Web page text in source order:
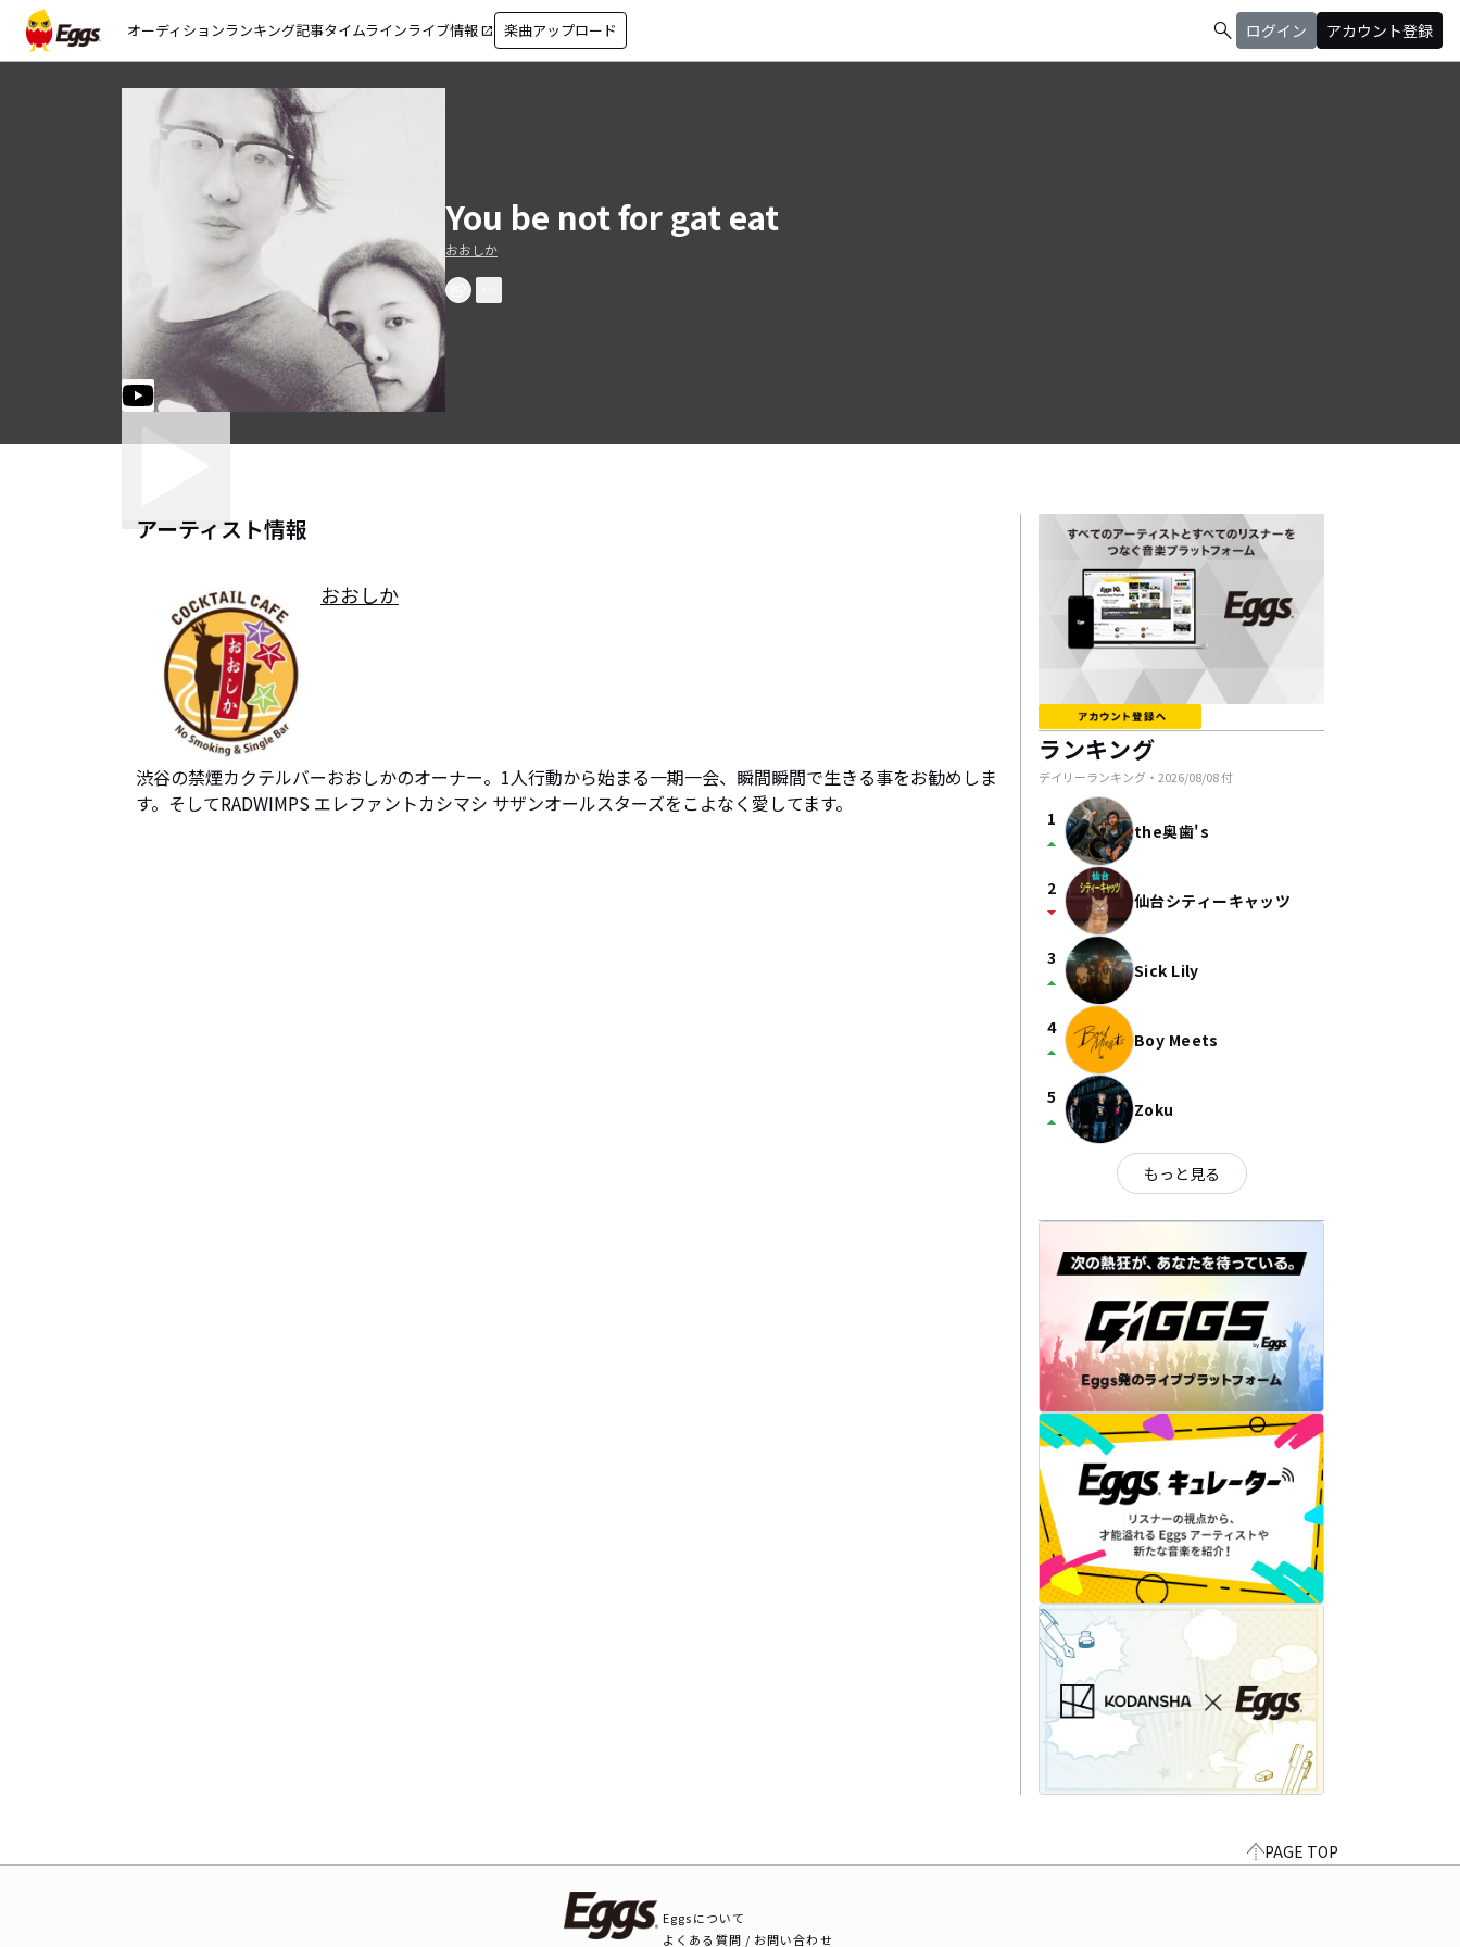
オーディションランキング記事タイムラインライブ情報 open_in_new 楽曲アップロード search ログイン アカウント登録
You be not for gat eat
おおしか
アーティスト情報
おおしか
渋谷の禁煙カクテルバーおおしかのオーナー。1人行動から始まる一期一会、瞬間瞬間で生きる事をお勧めしま
す。そしてRADWIMPS エレファントカシマシ サザンオールスターズをこよなく愛してます。
ランキング
デイリーランキング・ 2026/08/08付
1
arrow_drop_up the奥歯's
2
arrow_drop_down 仙台シティーキャッツ
3
arrow_drop_up Sick Lily
4
arrow_drop_up Boy Meets
5
arrow_drop_up Zoku
もっと見る
PAGE TOP
Eggsについて
よくある質問 / お問い合わせ